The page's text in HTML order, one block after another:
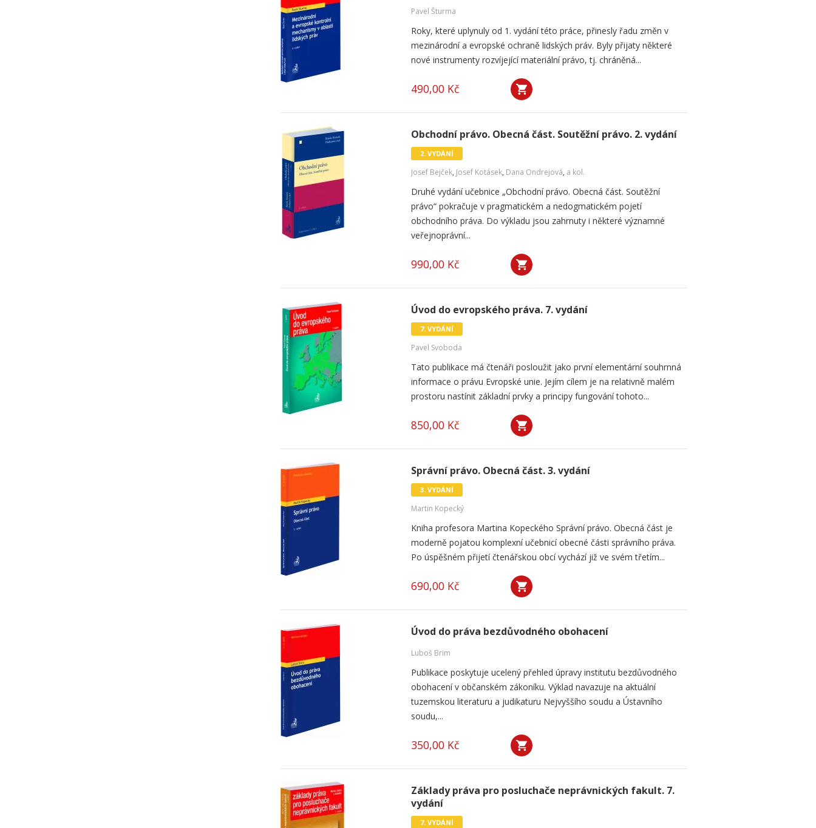
Pavel Šturma
Roky, které uplynuly od 1. vydání této práce, přinesly řadu změn v
mezinárodní a evropské ochraně lidských práv. Byly přijaty některé
nové instrumenty rozvíjející materiální právo, tj. chráněná...
490,00 Kč
Obchodní právo. Obecná část. Soutěžní právo. 2. vydání
2. VYDÁNÍ
Josef Bejček, Josef Kotásek, Dana Ondrejová, a kol.
Druhé vydání učebnice „Obchodní právo. Obecná část. Soutěžní
právo“ pokračuje v pragmatickém a nedogmatickém pojetí
obchodního práva. Do výkladu jsou zahrnuty i některé významné
veřejnoprávní...
990,00 Kč
Úvod do evropského práva. 7. vydání
7. VYDÁNÍ
Pavel Svoboda
Tato publikace má čtenáři posloužit jako první elementární souhrnná
informace o právu Evropské unie. Jejím cílem je na relativně malém
prostoru nastínit základní prvky a principy fungování tohoto...
850,00 Kč
Správní právo. Obecná část. 3. vydání
3. VYDÁNÍ
Martin Kopecký
Kniha profesora Martina Kopeckého Správní právo. Obecná část je
moderně pojatou komplexní učebnicí obecné části správního práva.
Po úspěšném přijetí čtenářskou obcí vychází již ve svém třetím...
690,00 Kč
Úvod do práva bezdůvodného obohacení
Luboš Brim
Publikace poskytuje ucelený přehled úpravy institutu bezdůvodného
obohacení v občanském zákoníku. Výklad navazuje na aktuální
tuzemskou literaturu a judikaturu Nejvyššího soudu a Ústavního
soudu,...
350,00 Kč
Základy práva pro posluchače neprávnických fakult. 7.
vydání
7. VYDÁNÍ